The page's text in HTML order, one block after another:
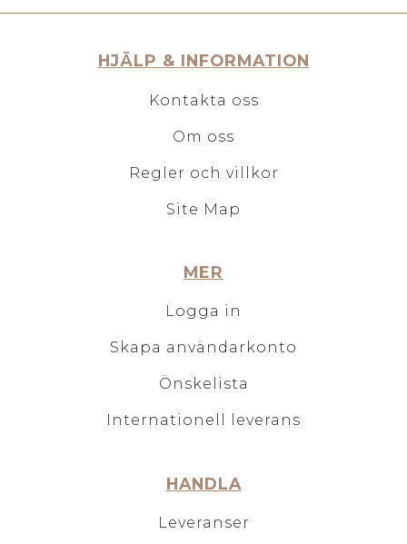
HJÄLP & INFORMATION
Kontakta oss
Om oss
Regler och villkor
Site Map
MER
Logga in
Skapa användarkonto
Önskelista
Internationell leverans
HANDLA
Leveranser